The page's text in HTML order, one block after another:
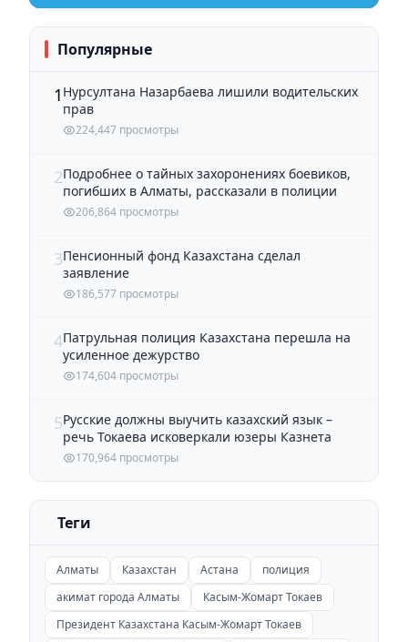
Популярные
1 Нурсултана Назарбаева лишили водительских
прав
224,447 просмотры
2Подробнее о тайных захоронениях боевиков,
погибших в Алматы, рассказали в полиции
206,864 просмотры
3Пенсионный фонд Казахстана сделал
заявление
186,577 просмотры
4Патрульная полиция Казахстана перешла на
усиленное дежурство
174,604 просмотры
5Русские должны выучить казахский язык –
речь Токаева исковеркали юзеры Казнета
170,964 просмотры
Теги
Алматы Казахстан Астана
полиция
акимат города Алматы
Касым-Жомарт Токаев
Президент Казахстана Касым-Жомарт Токаев